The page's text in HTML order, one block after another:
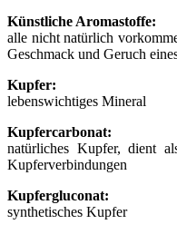
Künstliche Aromastoffe:
alle nicht natürlich
Geschmack und Geruch
Kupfer:
lebenswichtiges Mineral
Kupfercarbonat:
natürliches Kupfer, dient
Kupferverbindungen
Kupfergluconat:
synthetisches Kupfer